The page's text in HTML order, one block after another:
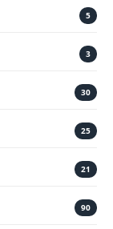
5
3
30
25
21
90